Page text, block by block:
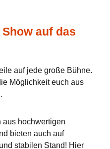
auf das
auf jede große Bühne.
Möglichkeit euch aus
aus hochwertigen
bieten auch auf
stabilen Stand! Hier